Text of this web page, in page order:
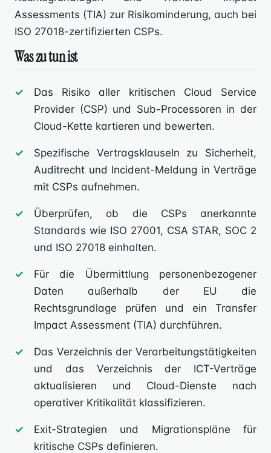
Assessments (TIA) zur Risikominderung, auch bei
ISO 27018-zertifizierten CSPs.
Was zu tun ist
Das Risiko aller kritischen Cloud Service
Provider (CSP) und Sub-Processoren in der
Cloud-Kette kartieren und bewerten.
Spezifische Vertragsklauseln zu Sicherheit,
Auditrecht und Incident-Meldung in Verträge
mit CSPs aufnehmen.
Überprüfen, ob die CSPs anerkannte
Standards wie ISO 27001, CSA STAR, SOC 2
und ISO 27018 einhalten.
Für die Übermittlung personenbezogener
Daten außerhalb der EU die
Rechtsgrundlage prüfen und ein Transfer
Impact Assessment (TIA) durchführen.
Das Verzeichnis der Verarbeitungstätigkeiten
und das Verzeichnis der ICT-Verträge
aktualisieren und Cloud-Dienste nach
operativer Kritikalität klassifizieren.
Exit-Strategien und Migrationspläne für
kritische CSPs definieren.